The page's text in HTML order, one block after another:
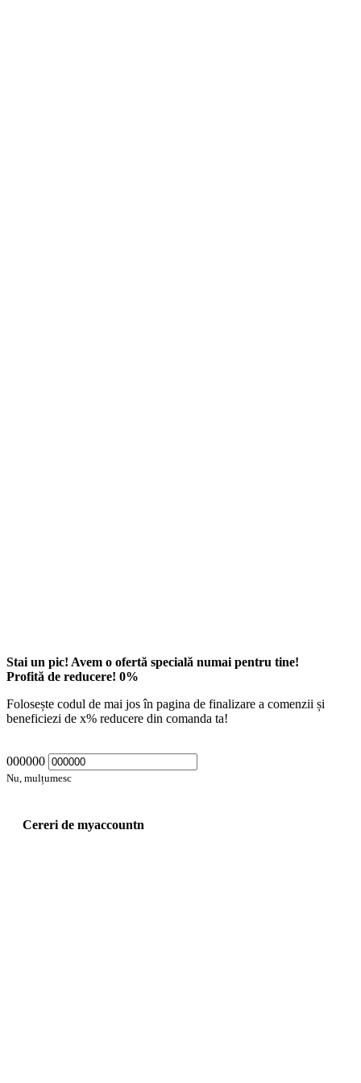
Stai un pic! Avem o ofertă specială numai pentru tine!
Profită de reducere! 0%
Folosește codul de mai jos în pagina de finalizare a comenzii și
beneficiezi de x% reducere din comanda ta!
000000
Nu, mulțumesc
Cereri de myaccountn